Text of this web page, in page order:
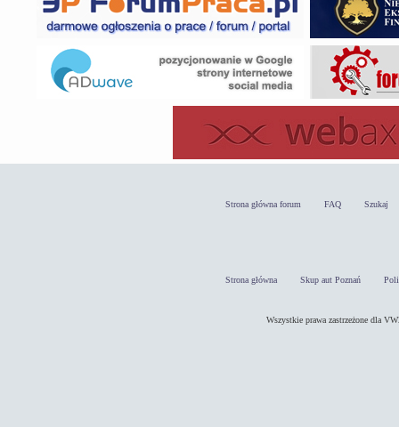
Strona główna forum FAQ Szukaj
Strona główna Skup aut Poznań
Wszystkie prawa zastrzeżone dla